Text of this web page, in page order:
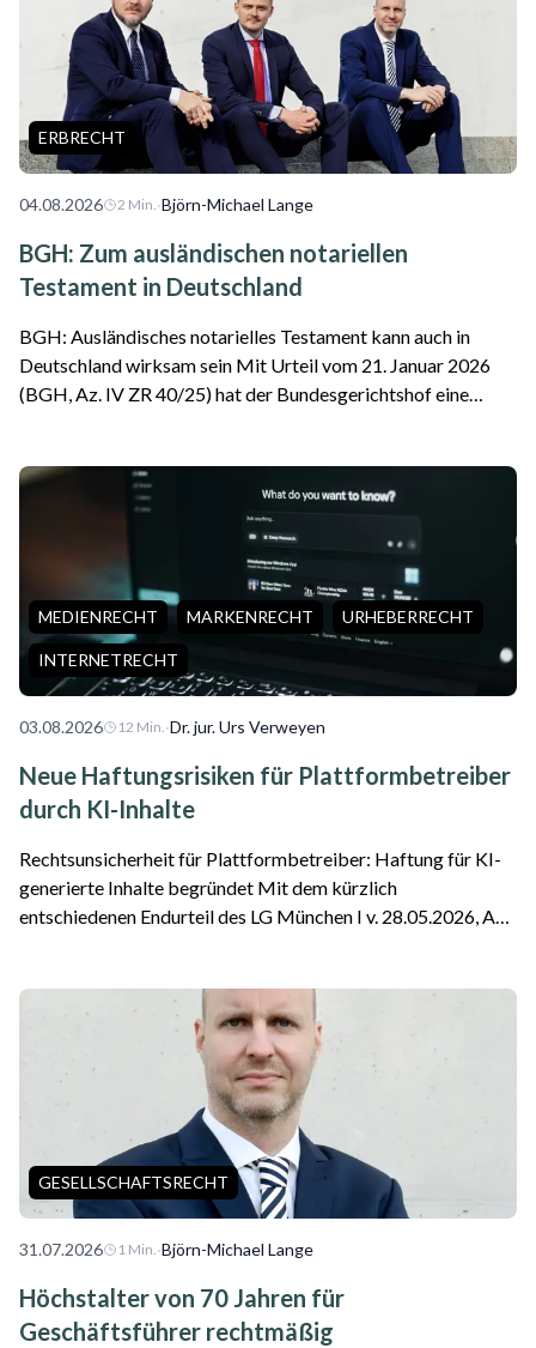
ERBRECHT
04.08.2026 2 Min.·Björn-Michael Lange
BGH: Zum ausländischen notariellen
Testament in Deutschland
BGH: Ausländisches notarielles Testament kann auch in
Deutschland wirksam sein Mit Urteil vom 21. Januar 2026
(BGH, Az. IV ZR 40/25) hat der Bundesgerichtshof eine
MEDIENRECHT MARKENRECHT URHEBERRECHT
INTERNETRECHT
03.08.2026 12 Min.·Dr. jur. Urs Verweyen
Neue Haftungsrisiken für Plattformbetreiber
durch KI-Inhalte
Rechtsunsicherheit für Plattformbetreiber: Haftung für KI-
generierte Inhalte begründet Mit dem kürzlich
entschiedenen Endurteil des LG München I v. 28.05.2026, Az.
GESELLSCHAFTSRECHT
31.07.2026 1 Min.·Björn-Michael Lange
Höchstalter von 70 Jahren für
Geschäftsführer rechtmäßig